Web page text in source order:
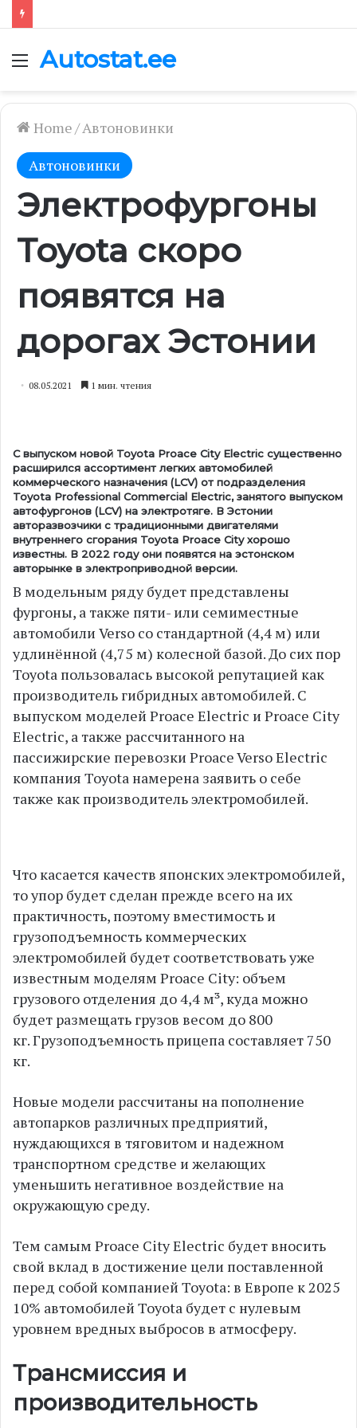
Menu
Autostat.ee
Home/Автоновинки
Автоновинки
Электрофургоны
Toyota скоро
появятся на
дорогах Эстонии
08.05.2021 1 мин. чтения
С выпуском новой Toyota Proace City Electric существенно
расширился ассортимент легких автомобилей
коммерческого назначения (LCV) от подразделения
Toyota Professional Commercial Electric, занятого выпуском
автофургонов (LCV) на электротяге. В Эстонии
авторазвозчики с традиционными двигателями
внутреннего сгорания Toyota Proace City хорошо
известны. В 2022 году они появятся на эстонском
авторынке в электроприводной версии.
В модельным ряду будет представлены
фургоны, а также пяти- или семиместные
автомобили Verso со стандартной (4,4 м) или
удлинённой (4,75 м) колесной базой. До сих пор
Toyota пользовалась высокой репутацией как
производитель гибридных автомобилей. С
выпуском моделей Proace Electric и Proace City
Electric, а также рассчитанного на
пассижирские перевозки Proace Verso Electric
компания Toyota намерена заявить о себе
также как производитель электромобилей.
Что касается качеств японских электромобилей,
то упор будет сделан прежде всего на их
практичность, поэтому вместимость и
грузоподъемность коммерческих
электромобилей будет соответствовать уже
известным моделям Proace City: объем
грузового отделения до 4,4 м³, куда можно
будет размещать грузов весом до 800
кг. Грузоподъемность прицепа составляет 750
кг.
Новые модели рассчитаны на пополнение
автопарков различных предприятий,
нуждающихся в тяговитом и надежном
транспортном средстве и желающих
уменьшить негативное воздействие на
окружающую среду.
Тем самым Proace City Electric будет вносить
свой вклад в достижение цели поставленной
перед собой компанией Toyota: в Европе к 2025
10% автомобилей Toyota будет с нулевым
уровнем вредных выбросов в атмосферу.
Трансмиссия и
производительность